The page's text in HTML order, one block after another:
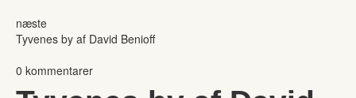
næste
Tyvenes by af David Benioff
0 kommentarer